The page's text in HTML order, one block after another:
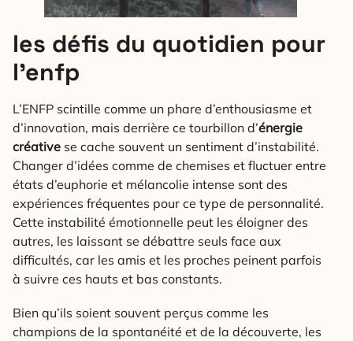
les défis du quotidien pour
l’enfp
L’ENFP scintille comme un phare d’enthousiasme et
d’innovation, mais derrière ce tourbillon d’énergie
créative se cache souvent un sentiment d’instabilité.
Changer d’idées comme de chemises et fluctuer entre
états d’euphorie et mélancolie intense sont des
expériences fréquentes pour ce type de personnalité.
Cette instabilité émotionnelle peut les éloigner des
autres, les laissant se débattre seuls face aux
difficultés, car les amis et les proches peinent parfois
à suivre ces hauts et bas constants.
Bien qu’ils soient souvent perçus comme les
champions de la spontanéité et de la découverte, les